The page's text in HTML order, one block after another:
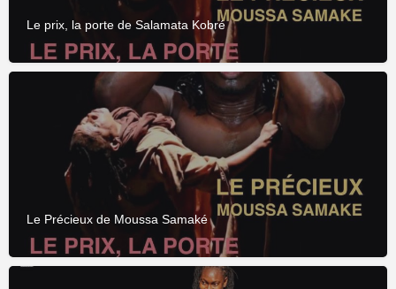
Le prix, la porte de Salamata Kobré
Le Précieux de Moussa Samaké